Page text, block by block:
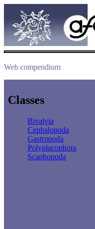
Web compendium
Classes
Bivalvia
Cephalopoda
Gastropoda
Polyplacophora
Scaphopoda